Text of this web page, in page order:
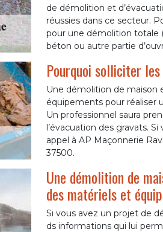
de démolition et
réussies dans ce secteur.
pour une démolition totale
béton ou autre partie
Pourquoi solliciter
Une démolition de maison
équipements pour réaliser
Un professionnel saura
l’évacuation des gravats.
appel à AP Maçonnerie
37500.
Une démolition de
des matériels et
Si vous avez un projet de
ds informations qui lui